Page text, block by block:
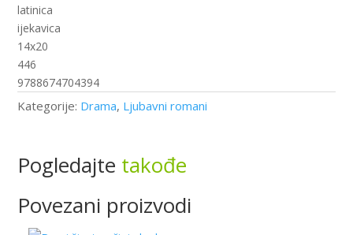
latinica
ijekavica
14x20
446
9788674704394
Kategorije: Drama, Ljubavni romani
Pogledajte takođe
Povezani proizvodi